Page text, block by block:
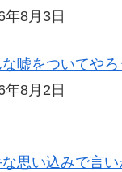
年8月3日
な嘘をついてや
年8月2日
思い込みで言